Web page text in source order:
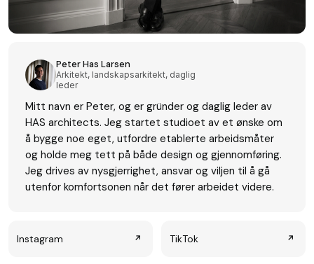
Peter Has Larsen
Arkitekt, landskapsarkitekt, daglig
leder
Mitt navn er Peter, og er gründer og daglig leder av
HAS architects. Jeg startet studioet av et ønske om
å bygge noe eget, utfordre etablerte arbeidsmåter
og holde meg tett på både design og gjennomføring.
Jeg drives av nysgjerrighet, ansvar og viljen til å gå
utenfor komfortsonen når det fører arbeidet videre.
Instagram ↗ TikTok ↗